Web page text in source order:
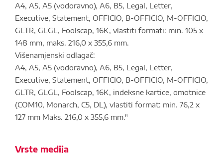
A4, A5, A5 (vodoravno), A6, B5, Legal, Letter,
Executive, Statement, OFFICIO, B-OFFICIO, M-OFFICIO,
GLTR, GLGL, Foolscap, 16K, vlastiti formati: min. 105 x
148 mm, maks. 216,0 x 355,6 mm.
Višenamjenski odlagač:
A4, A5, A5 (vodoravno), A6, B5, Legal, Letter,
Executive, Statement, OFFICIO, B-OFFICIO, M-OFFICIO,
GLTR, GLGL, Foolscap, 16K, indeksne kartice, omotnice
(COM10, Monarch, C5, DL), vlastiti format: min. 76,2 x
127 mm Maks. 216,0 x 355,6 mm."
Vrste medija